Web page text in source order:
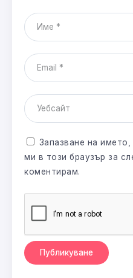
Запазване на
ми в този браузър за
коментирам.